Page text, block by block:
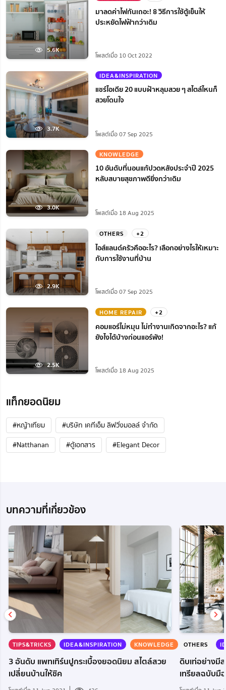
5.6K
มาลดค่าไฟกันเถอะ! 8 วิธีการใช้ตู้เย็นให้
ประหยัดไฟฟ้ากว่าเดิม
โพสต์เมื่อ 10 Oct 2022
3.7K
IDEA&INSPIRATION
แชร์ไอเดีย 20 แบบฝ้าหลุมสวย ๆ สไตล์ไหนก็
สวยโดนใจ
โพสต์เมื่อ 07 Sep 2025
3.0K
KNOWLEDGE
10 อันดับที่นอนแก้ปวดหลังประจำปี 2025
หลับสบายสุขภาพดียิ่งกว่าเดิม
โพสต์เมื่อ 18 Aug 2025
2.9K
OTHERS +2
ไอส์แลนด์ครัวคืออะไร? เลือกอย่างไรให้เหมาะ
กับการใช้งานที่บ้าน
โพสต์เมื่อ 07 Sep 2025
2.5K
HOME REPAIR +2
คอมแอร์ไม่หมุน ไม่ทํางานเกิดจากอะไร? แก้
ยังไงได้บ้างก่อนแอร์พัง!
โพสต์เมื่อ 18 Aug 2025
แท็กยอดนิยม
#หญ้าเทียม
#บริษัท เคทีเอ็ม ลิฟวิ่งมอลล์ จำกัด
#Natthanan
#ตู้เอกสาร #Elegant Decor
บทความที่เกี่ยวข้อง
TIPS&TRICKS IDEA&INSPIRATION KNOWLEDGE
3 อันดับ แพทเทิร์นปูกระเบื้องยอดนิยม สไตล์สวย
เปลี่ยนบ้านให้ชิค
OTHERS
ดิบเท่อย่างมี
เทรียลฉบับมื